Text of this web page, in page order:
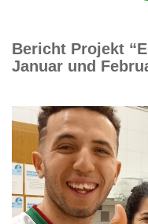
Bericht Projekt
Januar und